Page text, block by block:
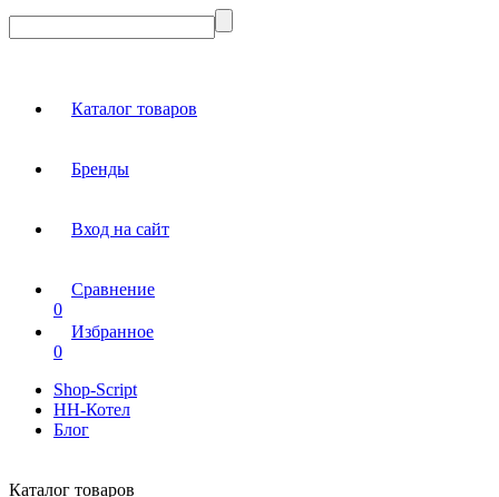
Каталог товаров
Бренды
Вход на сайт
Сравнение
0
Избранное
0
Shop-Script
НН-Котел
Блог
Каталог товаров